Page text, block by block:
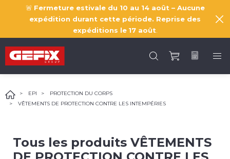
🚨 Fermeture estivale du 10 au 14 août – Aucune
expédition durant cette période. Reprise des
expéditions le 17 août
EPI
PROTECTION DU CORPS
VÊTEMENTS DE PROTECTION CONTRE LES INTEMPÉRIES
Tous les produits VÊTEMENTS